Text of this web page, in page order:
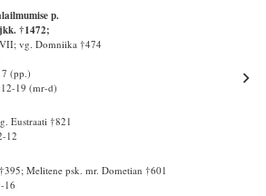
p.
†1472;
vg. Domniika †474
(pp.)
19 (mr-d)
Eustraati †821
12
Melitene psk. mr. Dometian †601
16